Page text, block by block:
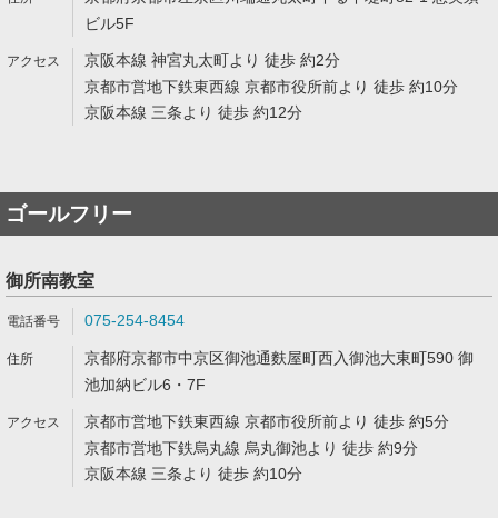
ビル5F
京阪本線 神宮丸太町より 徒歩 約2分
京都市営地下鉄東西線 京都市役所前より 徒歩 約10分
京阪本線 三条より 徒歩 約12分
ゴールフリー
御所南教室
075-254-8454
京都府京都市中京区御池通麩屋町西入御池大東町590 御
池加納ビル6・7F
京都市営地下鉄東西線 京都市役所前より 徒歩 約5分
京都市営地下鉄烏丸線 烏丸御池より 徒歩 約9分
京阪本線 三条より 徒歩 約10分